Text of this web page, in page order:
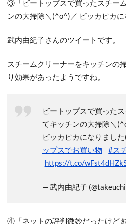
③「ビートップスで買ったスチー
ンの大掃除＼(^o^)／ ピッカピカ
武内由紀子さんのツイートです。
スチームクリーナーをキッチンの
り効果があったようですね。
ビートップスで買った
てキッチンの大掃除＼
ピッカピカになりまし
ップスでお買い物
#ス
https://t.co/
— 武内由紀子
④「ネットの評判微妙だったけど